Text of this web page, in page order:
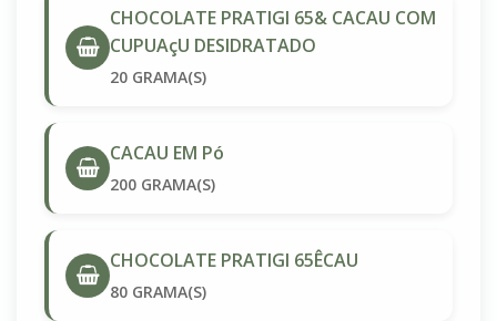
CHOCOLATE PRATIGI 65& CACAU COM
CUPUAçU DESIDRATADO
20 GRAMA(S)
CACAU EM Pó
200 GRAMA(S)
CHOCOLATE PRATIGI 65ÊCAU
80 GRAMA(S)